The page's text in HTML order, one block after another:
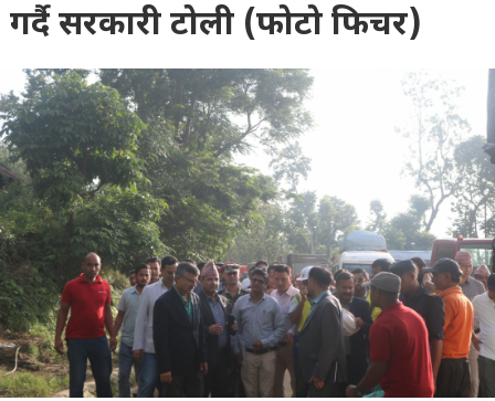
गर्दै सरकारी टोली (फोटो फिचर)